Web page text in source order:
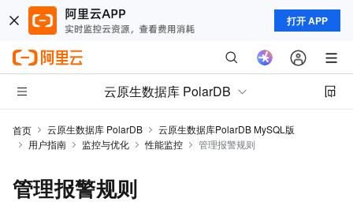
打开 APP
云原生数据库 PolarDB
首页 云原生数据库 PolarDB
云原生数据库PolarDB MySQL版
用户指南
监控与优化 性能监控 管理报警规则
管理报警规则